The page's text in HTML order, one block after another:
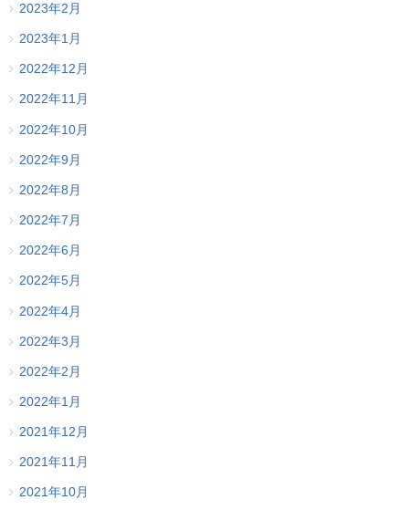
2023年2月
2023年1月
2022年12月
2022年11月
2022年10月
2022年9月
2022年8月
2022年7月
2022年6月
2022年5月
2022年4月
2022年3月
2022年2月
2022年1月
2021年12月
2021年11月
2021年10月